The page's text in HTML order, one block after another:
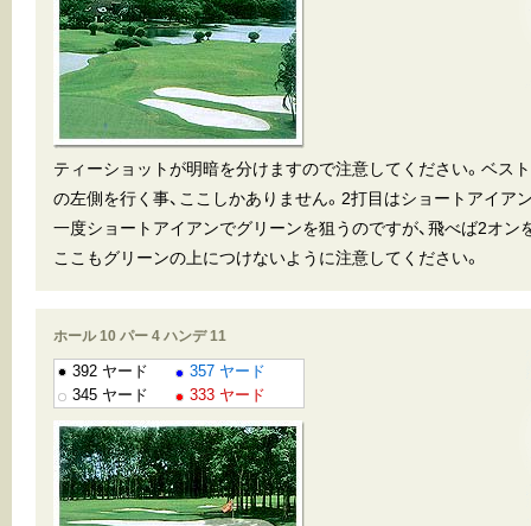
ティーショットが明暗を分けますので注意してください。ベス
の左側を行く事、ここしかありません。2打目はショートアイア
一度ショートアイアンでグリーンを狙うのですが、飛べば2オン
ここもグリーンの上につけないように注意してください。
ホール 10 パー 4 ハンデ 11
392 ヤード
357 ヤード
345 ヤード
333 ヤード